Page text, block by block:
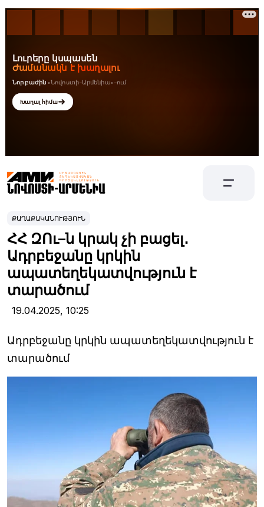
ՔԱՂԱՔԱԿԱՆՈՒԹՅՈՒՆ
ՀՀ ԶՈւ–ն կրակ չի բացել․
Ադրբեջանը կրկին
ապատեղեկատվություն է
տարածում
19.04.2025, 10:25
Ադրբեջանը կրկին ապատեղեկատվություն է
տարածում